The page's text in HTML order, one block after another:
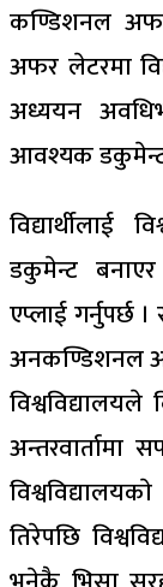
कण्डिशनल
अफर लेटरमा
अध्ययन
आवश्यक
विद्यार्थीलाई
डकुमेन्ट
एप्लाई गर्नुपर्छ
अनकण्डिशनल
विश्वविद्यालयले‌
अन्तरवार्तामा
तिरेपछि